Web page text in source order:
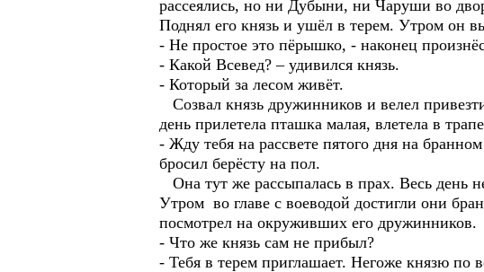
рассеялись, но ни Дубыни, ни Чаруши во
Поднял его князь и ушёл в терем. Утром он
- Не простое это пёрышко, - наконец
- Какой Всевед? – удивился князь.
- Который за лесом живёт.
Созвал князь дружинников и велел
день прилетела пташка малая, влетела в
- Жду тебя на рассвете пятого дня на
бросил берёсту на пол.
Она тут же рассыпалась в прах. Весь день
Утром во главе с воеводой достигли они
посмотрел на окруживших его дружинников.
- Что же князь сам не прибыл?
- Тебя в терем приглашает. Негоже князю по